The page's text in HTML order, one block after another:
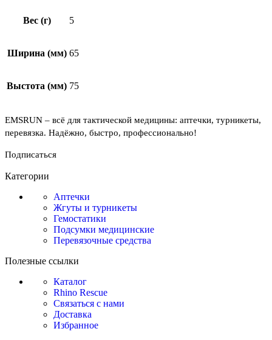
Вес (г) 5
Ширина (мм) 65
Выстота (мм) 75
EMSRUN – всё для тактической медицины: аптечки, турникеты,
перевязка. Надёжно, быстро, профессионально!
Подписаться
Категории
Аптечки
Жгуты и турникеты
Гемостатики
Подсумки медицинские
Перевязочные средства
Полезные ссылки
Каталог
Rhino Rescue
Связаться с нами
Доставка
Избранное